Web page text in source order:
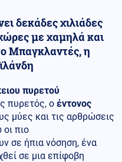
δεκάδες χιλιάδες
με χαμηλά και
Μπαγκλαντές, η
πυρετού
πυρετός, ο έντονος
μύες και τις αρθρώσεις
πιο
σε ήπια νόσηση, ένα
σε μια επίφοβη